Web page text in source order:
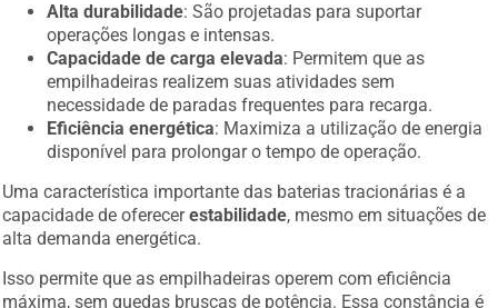
Alta durabilidade: São projetadas para suportar
operações longas e intensas.
Capacidade de carga elevada: Permitem que as
empilhadeiras realizem suas atividades sem
necessidade de paradas frequentes para recarga.
Eficiência energética: Maximiza a utilização de energia
disponível para prolongar o tempo de operação.
Uma característica importante das baterias tracionárias é a
capacidade de oferecerestabilidade, mesmo em situações de
alta demanda energética.
Isso permite que as empilhadeiras operem com eficiência
máxima, sem quedas bruscas de potência. Essa constância é